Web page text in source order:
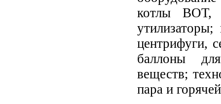
котлы ВОТ,
утилизаторы;
центрифуги,
баллоны
веществ;
пара и